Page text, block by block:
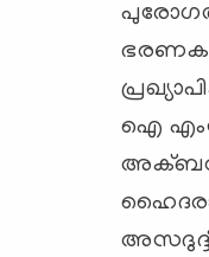
ഐ എംന്‌